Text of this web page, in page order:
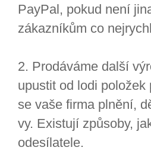
PayPal, pokud není
zákazníkům co
2. Prodáváme další
upustit od lodi
se vaše firma plnění,
vy. Existují způsoby,
odesílatele.